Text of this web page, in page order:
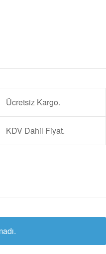
Ücretsiz Kargo.
KDV Dahil Fiyat.